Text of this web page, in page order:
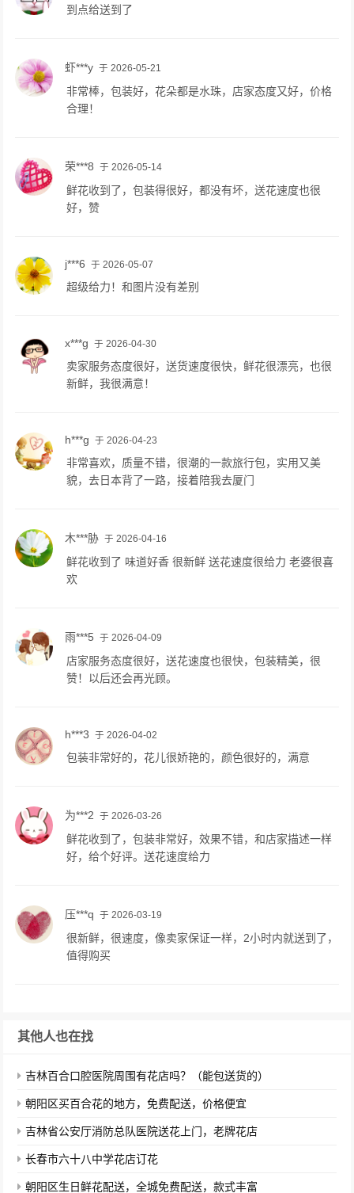
到点给送到了
虾***y 于 2026-05-21
非常棒，包装好，花朵都是水珠，店家态度又好，价格
合理！
荣***8 于 2026-05-14
鲜花收到了，包装得很好，都没有坏，送花速度也很
好，赞
j***6 于 2026-05-07
超级给力！和图片没有差别
x***g 于 2026-04-30
卖家服务态度很好，送货速度很快，鲜花很漂亮，也很
新鲜，我很满意！
h***g 于 2026-04-23
非常喜欢，质量不错，很潮的一款旅行包，实用又美
貌，去日本背了一路，接着陪我去厦门
木***胁 于 2026-04-16
鲜花收到了 味道好香 很新鲜 送花速度很给力 老婆很喜
欢
雨***5 于 2026-04-09
店家服务态度很好，送花速度也很快，包装精美，很
赞！以后还会再光顾。
h***3 于 2026-04-02
包装非常好的，花儿很娇艳的，颜色很好的，满意
为***2 于 2026-03-26
鲜花收到了，包装非常好，效果不错，和店家描述一样
好，给个好评。送花速度给力
压***q 于 2026-03-19
很新鲜，很速度，像卖家保证一样，2小时内就送到了，
值得购买
其他人也在找
吉林百合口腔医院周围有花店吗？（能包送货的）
朝阳区买百合花的地方，免费配送，价格便宜
吉林省公安厅消防总队医院送花上门，老牌花店
长春市六十八中学花店订花
朝阳区生日鲜花配送，全城免费配送，款式丰富